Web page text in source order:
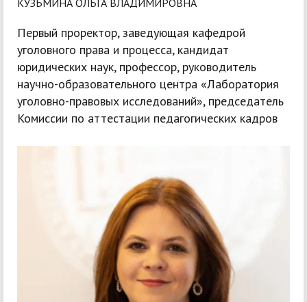
Первый проректор, заведующая кафедрой
уголовного права и процесса, кандидат
юридических наук, профессор, руководитель
научно-образовательного центра «Лаборатория
уголовно-правовых исследований», председатель
Комиссии по аттестации педагогических кадров